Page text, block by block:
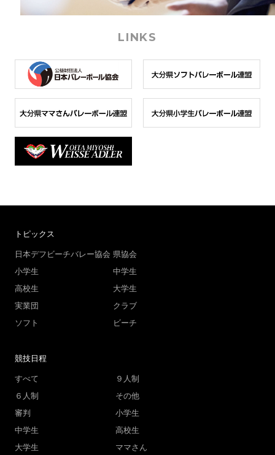
LINKS
トピックス
日本デフビーチバレー協会 県協会
小学生
中学生
高校生
大学生
実業団
クラブ
ソフト
ビーチ
競技日程
すべて
９人制
６人制
その他
審判
小学生
中学生
高校生
大学生
ママさん